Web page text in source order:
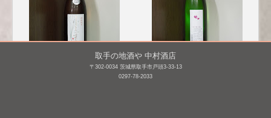
愛宕の松(あたごのまつ)
愛宕の松(あたごのまつ)
純米吟醸 ひと夏の
取手の地酒や 中村酒店
〒302-0034 茨城県取手市戸頭3-33-13
0297-78-2033